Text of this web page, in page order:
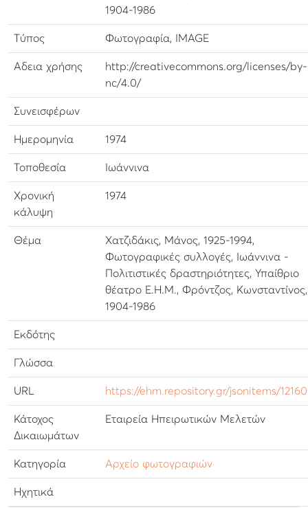
1904-1986
Τύπος Φωτογραφία, IMAGE
Αδεια χρήσης
http://creativecommons.org/licenses/by-
nc/4.0/
Συνεισφέρων
Ημερομηνία 1974
Τοποθεσία Ιωάννινα
Χρονική
κάλυψη
1974
Θέμα
Χατζιδάκις, Μάνος, 1925-1994,
Φωτογραφικές συλλογές, Ιωάννινα -
Πολιτιστικές δραστηριότητες, Υπαίθριο
θέατρο Ε.Η.Μ., Φρόντζος, Κωνσταντίνος,
1904-1986
Εκδότης
Γλώσσα
URL https://ehm.repository.gr/jsonitems/12160
Κάτοχος
Δικαιωμάτων
Εταιρεία Ηπειρωτικών Μελετών
Κατηγορία Αρχείο φωτογραφιών
Ηχητικά